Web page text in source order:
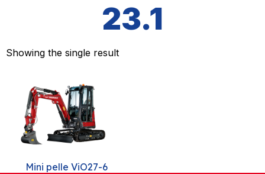
23.1
Showing the single result
Mini pelle ViO27-6